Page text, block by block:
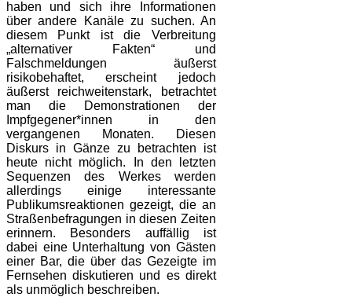
haben und sich ihre Informationen
über andere Kanäle zu suchen. An
diesem Punkt ist die Verbreitung
„alternativer Fakten“ und
Falschmeldungen äußerst
risikobehaftet, erscheint jedoch
äußerst reichweitenstark, betrachtet
man die Demonstrationen der
Impfgegener*innen in den
vergangenen Monaten. Diesen
Diskurs in Gänze zu betrachten ist
heute nicht möglich. In den letzten
Sequenzen des Werkes werden
allerdings einige interessante
Publikumsreaktionen gezeigt, die an
Straßenbefragungen in diesen Zeiten
erinnern. Besonders auffällig ist
dabei eine Unterhaltung von Gästen
einer Bar, die über das Gezeigte im
Fernsehen diskutieren und es direkt
als unmöglich beschreiben.